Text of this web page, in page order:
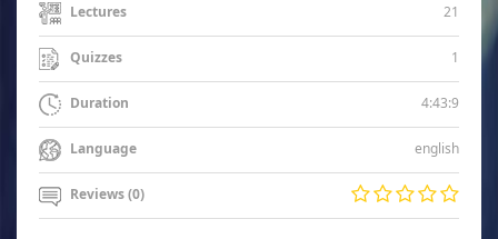
Lectures 21
Quizzes 1
Duration 4:43:9
Language english
Reviews (0)